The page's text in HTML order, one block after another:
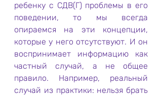
ребенку с СДВ(Г) проблемы в его
поведении, то мы всегда
опираемся на эти концепции,
которые у него отсутствуют. И он
воспринимает информацию как
частный случай, а не общее
правило. Например, реальный
случай из практики: нельзя брать